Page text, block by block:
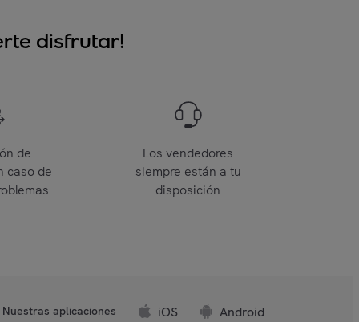
disfrutar!
de
caso de
Los vendedores
siempre están a tu
disposición
Nuestras aplicaciones iOS Android